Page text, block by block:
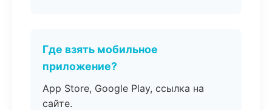
Где взять мобильное
приложение?
App Store, Google Play, ссылка на
сайте.